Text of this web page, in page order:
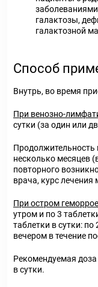
галактозы,
галактозной
Способ
Внутрь, во время
При венозно-
сутки (за один или
Продолжительность
несколько месяцев
повторного
врача, курс
При остром геморрое
утром и по 3
таблетки в сутки: по
вечером в течение
Рекомендуемая
в сутки.